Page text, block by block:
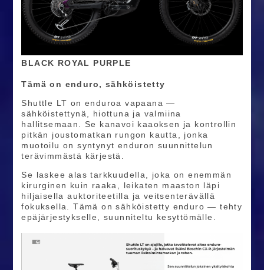
BLACK ROYAL PURPLE
Tämä on enduro, sähköistetty
Shuttle LT on enduroa vapaana —
sähköistettynä, hiottuna ja valmiina
hallitsemaan. Se kanavoi kaaoksen ja kontrollin
pitkän joustomatkan rungon kautta, jonka
muotoilu on syntynyt enduron suunnittelun
terävimmästä kärjestä.
Se laskee alas tarkkuudella, joka on enemmän
kirurginen kuin raaka, leikaten maaston läpi
hiljaisella auktoriteetilla ja veitsenterävällä
fokuksella. Tämä on sähköistetty enduro — tehty
epäjärjestykselle, suunniteltu kesyttömälle.